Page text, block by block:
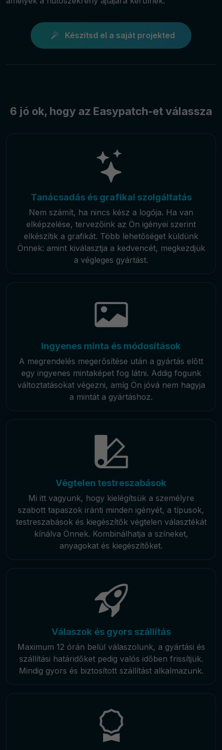
Készítsd el a saját projekted
6 jó ok, hogy az Easypatch-et válassza
Tanácsadás és grafikai szolgáltatás
Nem számít, ha nincs kész a logója. Ha van
elképzelése, tervezőink az Ön igényei szerint
elkészítik a grafikát. Több lehetőséget küldünk
Önnek: amint kiválasztja a kedvencét, megkezdjük
a végleges gyártást.
Ingyenes minta és módosítások
A megrendelés megerősítése után a gyártás előtt
egy ingyenes mintaképet fog látni. Addig fogunk
változtatásokat végezni, amíg Ön jóvá nem hagyja
a mintát a gyártáshoz.
Végtelen testreszabások
Mi itt vagyunk, hogy kielégítsük a személyre
szabott tapaszok iránti minden igényét, a típusok,
testreszabások és kiegészítők végtelen választékát
kínálva Önnek. Kombinálhatja a színeket,
anyagokat és kiegészítőket.
Válaszok és gyors szállítás
Maximum 12 órán belül válaszolunk, a gyártási és
szállítási határidőket pedig valós időben frissítjük.
Mindig gyors és biztosított szállítást alkalmazunk.